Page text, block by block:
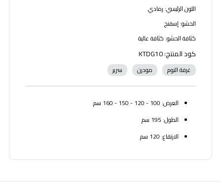
اللون الرئيسي: رمادي
الحشو: إسفنج
كثافة الحشو: كثافة عالية
كود المنتج: KTDG10
غرفة النوم مودرن سرير
العرض: 100 - 120 - 150 - 160 سم
الطول: 195 سم
الارتفاع: 120 سم